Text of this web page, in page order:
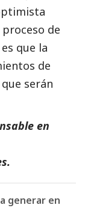
de
que la
de
serán
en
.
generar en